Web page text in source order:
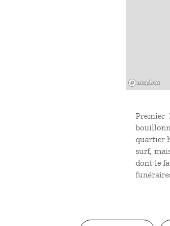
Premier
quartier
surf,
dont le